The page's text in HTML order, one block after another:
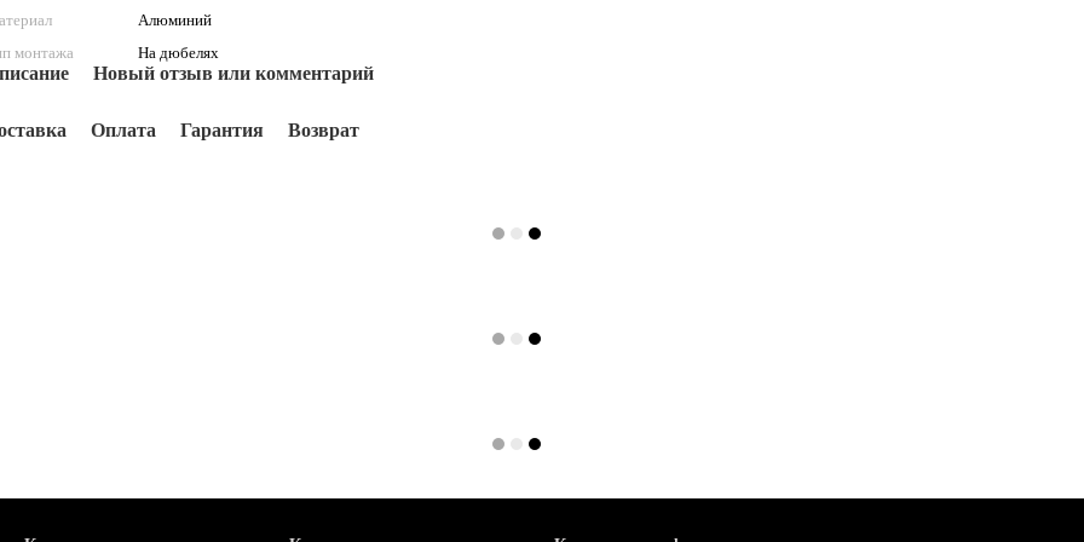
Алюминий
монтажа
На дюбелях
Новый отзыв или комментарий
Оплата Гарантия Возврат